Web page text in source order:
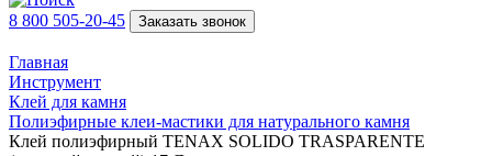
8 800 505-20-45 Заказать звонок
Главная
Инструмент
Клей для камня
Полиэфирные клеи-мастики для натурального камня
Клей полиэфирный TENAX SOLIDO TRASPARENTE